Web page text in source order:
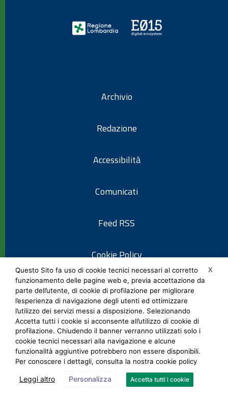
Archivio
Redazione
Accessibilità
Comunicati
Feed RSS
Cookie Policy
Informativa privacy
Note legali
Social Media Policy
X
Questo Sito fa uso di cookie tecnici necessari al corretto
funzionamento delle pagine web e, previa accettazione da
parte dell’utente, di cookie di profilazione per migliorare
l’esperienza di navigazione degli utenti ed ottimizzare
l’utilizzo dei servizi messi a disposizione. Selezionando
Accetta tutti i cookie si acconsente all’utilizzo di cookie di
profilazione. Chiudendo il banner verranno utilizzati solo i
cookie tecnici necessari alla navigazione e alcune
funzionalità aggiuntive potrebbero non essere disponibili.
Per conoscere i dettagli, consulta la nostra cookie policy
Leggi altro Personalizza Accetta tutti i cookie